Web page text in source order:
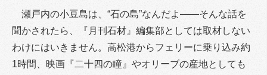
瀬戸内の小豆島は、“石の島”なんだよ――そんな話を
聞かされたら、『月刊石材』編集部としては取材しない
わけにはいきません。高松港からフェリーに乗り込み約
1時間、映画『二十四の瞳』やオリーブの産地としても